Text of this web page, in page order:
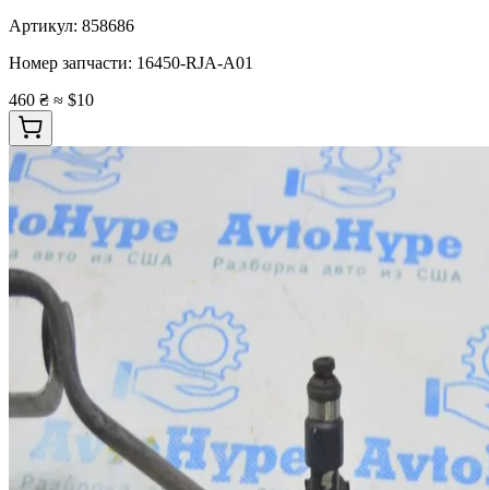
Артикул: 858686
Номер запчасти: 16450-RJA-A01
460 ₴ ≈ $10